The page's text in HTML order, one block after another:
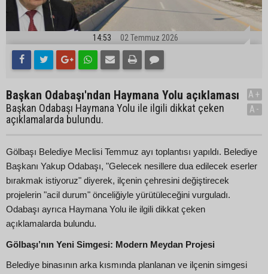
14:53 02 Temmuz 2026
Başkan Odabaşı'ndan Haymana Yolu açıklaması
Başkan Odabaşı Haymana Yolu ile ilgili dikkat çeken
açıklamalarda bulundu.
A+
A-
Gölbaşı Belediye Meclisi Temmuz ayı toplantısı yapıldı. Belediye
Başkanı Yakup Odabaşı, "Gelecek nesillere dua edilecek eserler
bırakmak istiyoruz" diyerek, ilçenin çehresini değiştirecek
projelerin "acil durum" önceliğiyle yürütüleceğini vurguladı.
Odabaşı ayrıca Haymana Yolu ile ilgili dikkat çeken
açıklamalarda bulundu.
Gölbaşı’nın Yeni Simgesi: Modern Meydan Projesi
Belediye binasının arka kısmında planlanan ve ilçenin simgesi